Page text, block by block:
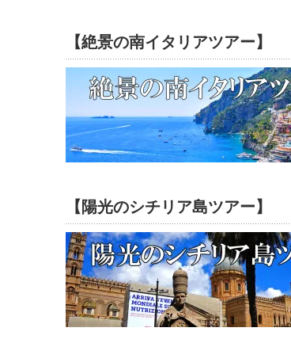
【絶景の南イタリアツアー】
【陽光のシチリア島ツアー】